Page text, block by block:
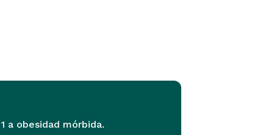
a obesidad mórbida.